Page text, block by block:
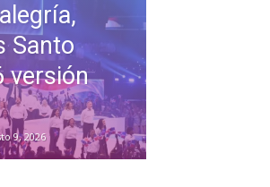
Santo
versión
9, 2026